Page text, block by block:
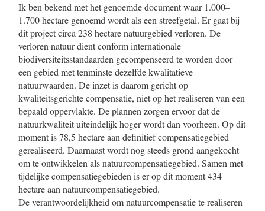
Ik ben bekend met het genoemde document waar 1.000–
1.700 hectare genoemd wordt als een streefgetal. Er gaat bij
dit project circa 238 hectare natuurgebied verloren. De
verloren natuur dient conform internationale
biodiversiteitsstandaarden gecompenseerd te worden door
een gebied met tenminste dezelfde kwalitatieve
natuurwaarden. De inzet is daarom gericht op
kwaliteitsgerichte compensatie, niet op het realiseren van een
bepaald oppervlakte. De plannen zorgen ervoor dat de
natuurkwaliteit uiteindelijk hoger wordt dan voorheen. Op dit
moment is 78,5 hectare aan definitief compensatiegebied
gerealiseerd. Daarnaast wordt nog steeds grond aangekocht
om te ontwikkelen als natuurcompensatiegebied. Samen met
tijdelijke compensatiegebieden is er op dit moment 434
hectare aan natuurcompensatiegebied.
De verantwoordelijkheid om natuurcompensatie te realiseren